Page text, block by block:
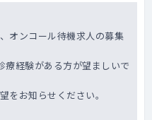
オンコール待機求人の募集
経験がある方が望ましいで
お知らせください。